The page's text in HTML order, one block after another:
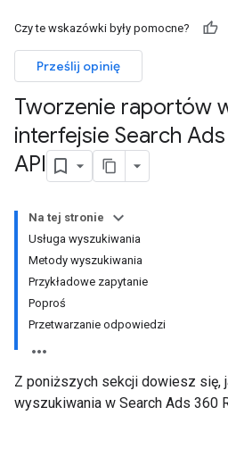
Czy te wskazówki były pomocne?
Prześlij opinię
Tworzenie raportów
interfejsie Search
API
Na tej stronie
Usługa wyszukiwania
Metody wyszukiwania
Przykładowe zapytanie
Poproś
Przetwarzanie odpowiedzi
Z poniższych sekcji dowiesz się,
wyszukiwania w Search Ads 360